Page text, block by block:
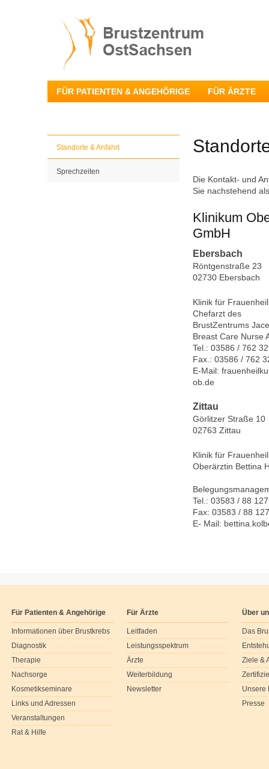
FÜR PATIENTEN & ANGEHÖRIGE FÜR ÄRZTE
Standorte & Anfahrt
Sprechzeiten
Die Kontakt- und
Sie nachstehend
Klinikum
GmbH
Ebersbach
Röntgenstraße 23
02730 Ebersbach
Klinik für
Chefarzt des
BrustZentrums
Breast Care Nurse
Tel.: 03586 / 762
Fax.: 03586 / 762
E-Mail:
ob.de
Zittau
Görlitzer Straße 10
02763 Zittau
Klinik für
Oberärztin Bettina
Tel.: 03583 / 88
Fax: 03583 / 88
E- Mail:
Für Patienten & Angehörige
Informationen über Brustkrebs
Diagnostik
Therapie
Nachsorge
Kosmetikseminare
Links und Adressen
Veranstaltungen
Rat & Hilfe
Für Ärzte
Leitfaden
Leistungsspektrum
Ärzte
Weiterbildung
Newsletter
Über
Das
Ziele &
Unsere
Presse